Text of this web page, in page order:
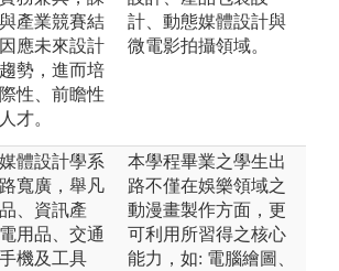
產業競賽結
應未來設計
勢，進而培
性、前瞻性
才。
計、動態媒體設計與
微電影拍攝領域。
體設計學系
寬廣，舉凡
、資訊產
用品、交通
機及工具
本學程畢業之學生出
路不僅在娛樂領域之
動漫畫製作方面，更
可利用所習得之核心
能力，如: 電腦繪圖、